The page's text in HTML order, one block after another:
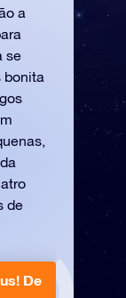
a
se
bonita
de
De